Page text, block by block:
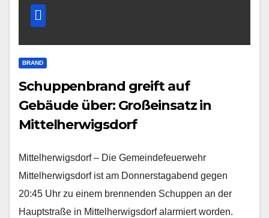
BRAND
Schuppenbrand greift auf
Gebäude über: Großeinsatz in
Mittelherwigsdorf
Mittelherwigsdorf – Die Gemeindefeuerwehr
Mittelherwigsdorf ist am Donnerstagabend gegen
20:45 Uhr zu einem brennenden Schuppen an der
Hauptstraße in Mittelherwigsdorf alarmiert worden.